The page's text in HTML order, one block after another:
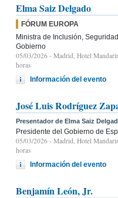
Elma Saiz Delgado
FÓRUM EUROPA
Ministra de Inclusión,
Gobierno
05/03/2026 - Madrid, Hotel
horas
Información del evento
José Luis Rodríguez
Presentador de Elma Saiz
Presidente del Gobierno de
05/03/2026 - Madrid, Hotel
horas
Información del evento
Benjamín León, Jr.